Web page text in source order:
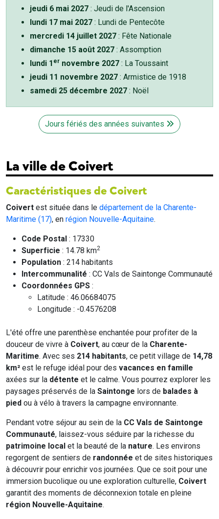
jeudi 6 mai 2027 : Jeudi de l'Ascension
lundi 17 mai 2027 : Lundi de Pentecôte
mercredi 14 juillet 2027 : Fête Nationale
dimanche 15 août 2027 : Assomption
lundi 1 er novembre 2027 : La Toussaint
jeudi 11 novembre 2027 : Armistice de 1918
samedi 25 décembre 2027 : Noël
Jours fériés des années suivantes
La ville de Coivert
Caractéristiques de Coivert
Coivert est située dans le département de la Charente-
Maritime (17), en région Nouvelle-Aquitaine.
Code Postal : 17330
Superficie : 14.78 km2
Population : 214 habitants
Intercommunalité : CC Vals de Saintonge Communauté
Coordonnées GPS :
Latitude : 46.06684075
Longitude : -0.4576208
L'été offre une parenthèse enchantée pour profiter de la
douceur de vivre à Coivert, au cœur de la Charente-
Maritime. Avec ses 214 habitants, ce petit village de 14,78
km² est le refuge idéal pour des vacances en famille
axées sur la détente et le calme. Vous pourrez explorer les
paysages préservés de la Saintonge lors de balades à
pied ou à vélo à travers la campagne environnante.
Pendant votre séjour au sein de la CC Vals de Saintonge
Communauté, laissez-vous séduire par la richesse du
patrimoine local et la beauté de la nature. Les environs
regorgent de sentiers de randonnée et de sites historiques
à découvrir pour enrichir vos journées. Que ce soit pour une
immersion bucolique ou une exploration culturelle, Coivert
garantit des moments de déconnexion totale en pleine
région Nouvelle-Aquitaine.